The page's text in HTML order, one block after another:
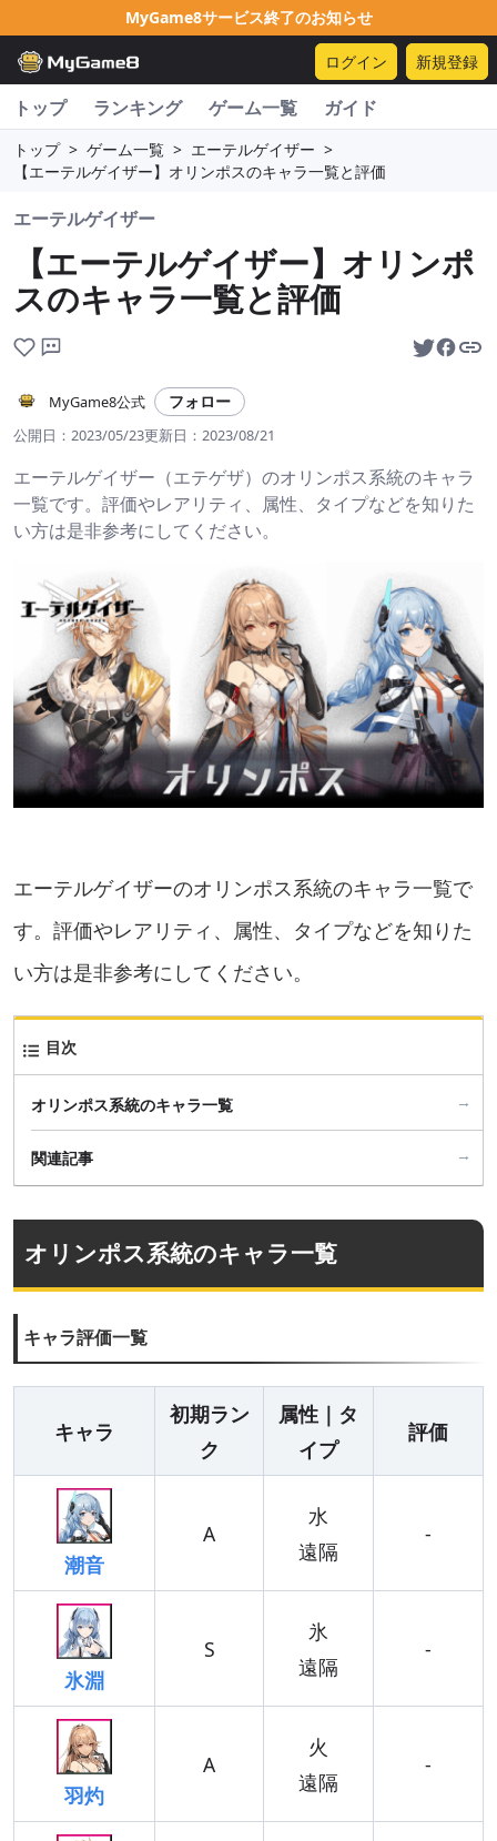
MyGame8サービス終了のお知らせ
ログイン 新規登録
トップ ランキング ゲーム一覧 ガイド
トップ > ゲーム一覧 > エーテルゲイザー >
【エーテルゲイザー】オリンポスのキャラ一覧と評価
エーテルゲイザー
【エーテルゲイザー】オリンポ
スのキャラ一覧と評価
MyGame8公式 フォロー
公開日： 2023/05/23更新日： 2023/08/21
エーテルゲイザー（エテゲザ）のオリンポス系統のキャラ
一覧です。評価やレアリティ、属性、タイプなどを知りた
い方は是非参考にしてください。
エーテルゲイザーのオリンポス系統のキャラ一覧で
す。評価やレアリティ、属性、タイプなどを知りた
い方は是非参考にしてください。
目次
オリンポス系統のキャラ一覧
関連記事
オリンポス系統のキャラ一覧
キャラ評価一覧
キャラ
初期ラン
ク
属性｜タ
イプ
評価
潮音
A
水
遠隔
-
氷淵
S
氷
遠隔
-
羽灼
A
火
遠隔
-